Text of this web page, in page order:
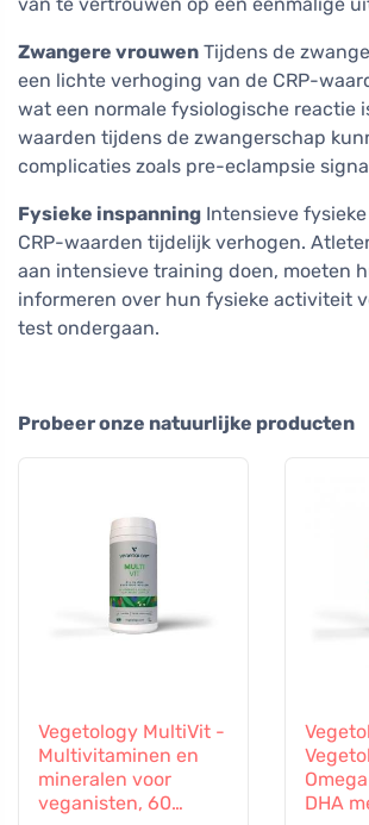
Zwangere vrouwen Tijdens de
een lichte verhoging van de CRP-
wat een normale fysiologische reactie
waarden tijdens de zwangerschap
complicaties zoals pre-eclampsie
Fysieke inspanning Intensieve
CRP-waarden tijdelijk verhogen.
aan intensieve training doen, moeten
informeren over hun fysieke activiteit
test ondergaan.
Probeer onze natuurlijke producten
Vegetology MultiVit -
Multivitaminen en
mineralen voor
veganisten, 60
DHA